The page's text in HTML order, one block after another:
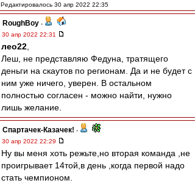
Редактировалось 30 апр 2022 22:35
RoughBoy -
30 апр 2022 22:31
лео22
Леш, не представляю Федуна, тратящего
деньги на скаутов по регионам. Да и не будет с
ним уже ничего, уверен. В остальном
полностью согласен - можно найти, нужно
лишь желание.
Спартачек-Казачек! -
30 апр 2022 22:29
Ну вы меня хоть режьте,но вторая команда ,не
проигрывает 14той,в день ,когда первой надо
стать чемпионом.